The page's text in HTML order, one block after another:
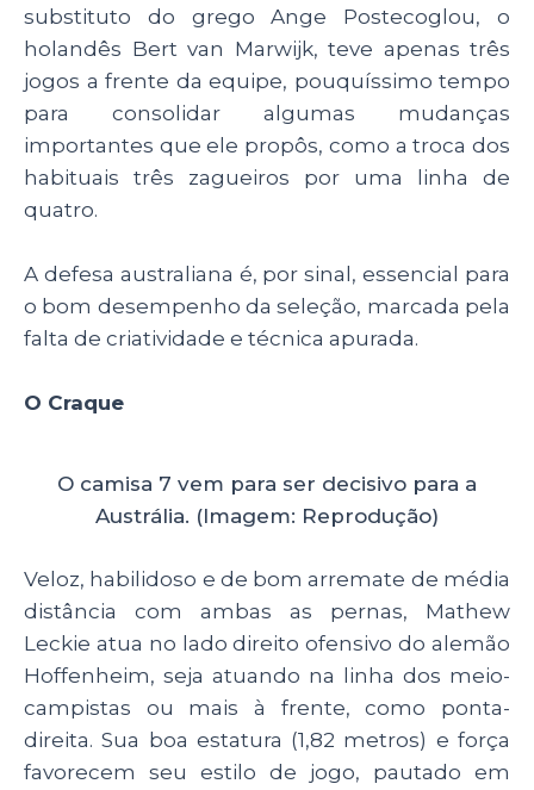
substituto do grego Ange Postecoglou, o
holandês Bert van Marwijk, teve apenas três
jogos a frente da equipe, pouquíssimo tempo
para consolidar algumas mudanças
importantes que ele propôs, como a troca dos
habituais três zagueiros por uma linha de
quatro.
A defesa australiana é, por sinal, essencial para
o bom desempenho da seleção, marcada pela
falta de criatividade e técnica apurada.
O Craque
O camisa 7 vem para ser decisivo para a
Austrália. (Imagem: Reprodução)
Veloz, habilidoso e de bom arremate de média
distância com ambas as pernas, Mathew
Leckie atua no lado direito ofensivo do alemão
Hoffenheim, seja atuando na linha dos meio-
campistas ou mais à frente, como ponta-
direita. Sua boa estatura (1,82 metros) e força
favorecem seu estilo de jogo, pautado em